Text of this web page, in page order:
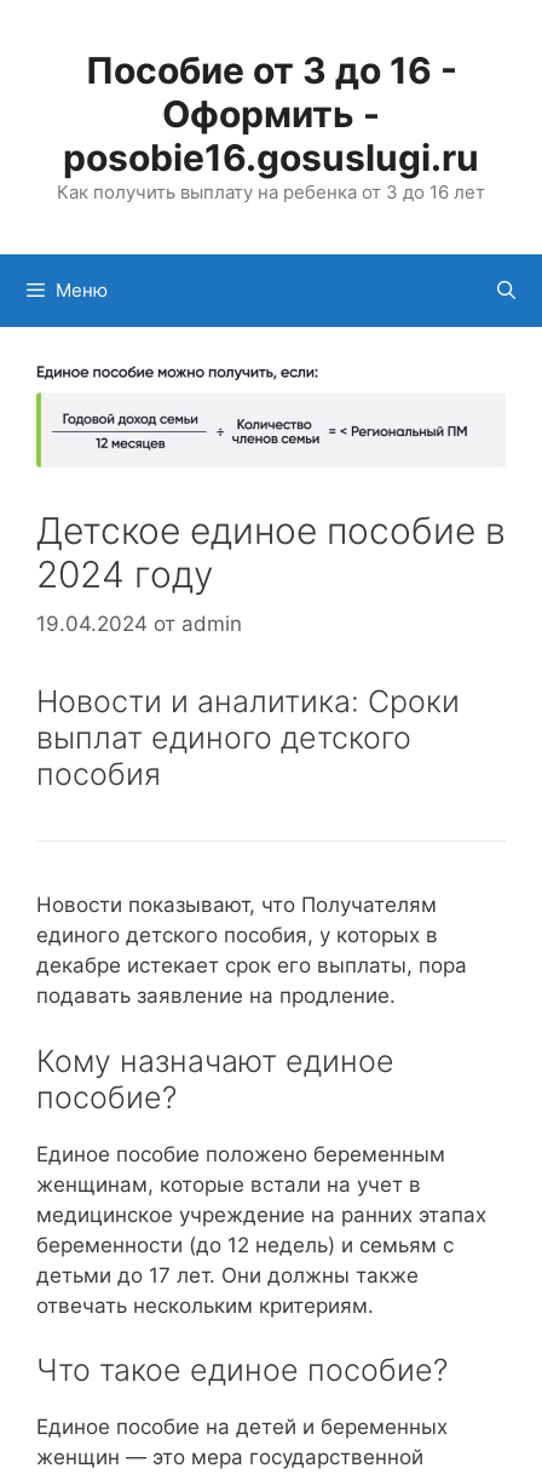
содержимомуПособие от 3 до 16 -
Оформить -
posobie16.gosuslugi.ru
Как получить выплату на ребенка от 3 до 16 лет
Меню
Детское единое пособие в
2024 году
19.04.2024 от admin
Новости и аналитика: Сроки
выплат единого детского
пособия
Новости показывают, что Получателям
единого детского пособия, у которых в
декабре истекает срок его выплаты, пора
подавать заявление на продление.
Кому назначают единое
пособие?
Единое пособие положено беременным
женщинам, которые встали на учет в
медицинское учреждение на ранних этапах
беременности (до 12 недель) и семьям с
детьми до 17 лет. Они должны также
отвечать нескольким критериям.
Что такое единое пособие?
Единое пособие на детей и беременных
женщин — это мера государственной